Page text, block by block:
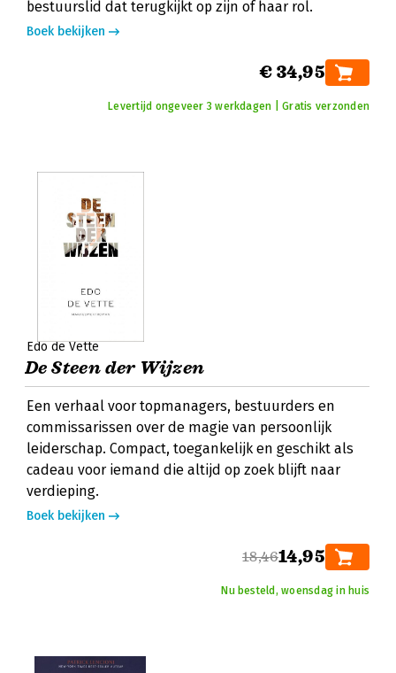
bestuurslid dat terugkijkt op zijn of haar rol.
Boek bekijken
€ 34,95
Levertijd ongeveer 3 werkdagen | Gratis verzonden
Edo de Vette
De Steen der Wijzen
Een verhaal voor topmanagers, bestuurders en
commissarissen over de magie van persoonlijk
leiderschap. Compact, toegankelijk en geschikt als
cadeau voor iemand die altijd op zoek blijft naar
verdieping.
Boek bekijken
18,4614,95
Nu besteld, woensdag in huis